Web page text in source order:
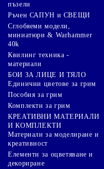
пъзели
Ръчен САПУН и СВЕЩИ
Сглобяеми модели,
миниатюри & Warhammer
40k
Квилинг техника -
материали
БОИ ЗА ЛИЦЕ И ТЯЛО
Единични цветове за грим
Пособия за грим
Комплекти за грим
КРЕАТИВНИ МАТЕРИАЛИ
И КОМПЛЕКТИ
Mатериали за моделиране и
креативност
Елементи за оцветяване и
декориране